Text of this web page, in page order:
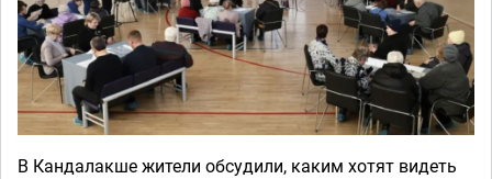
В Кандалакше жители обсудили, каким хотят видеть